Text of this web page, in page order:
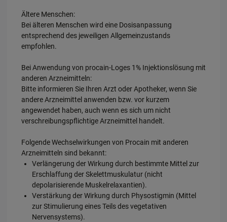
Ältere Menschen:
Bei älteren Menschen wird eine Dosisanpassung
entsprechend des jeweiligen Allgemeinzustands
empfohlen.
Bei Anwendung von procain-Loges 1% Injektionslösung mit
anderen Arzneimitteln:
Bitte informieren Sie Ihren Arzt oder Apotheker, wenn Sie
andere Arzneimittel anwenden bzw. vor kurzem
angewendet haben, auch wenn es sich um nicht
verschreibungspflichtige Arzneimittel handelt.
Folgende Wechselwirkungen von Procain mit anderen
Arzneimitteln sind bekannt:
Verlängerung der Wirkung durch bestimmte Mittel zur
Erschlaffung der Skelettmuskulatur (nicht
depolarisierende Muskelrelaxantien).
Verstärkung der Wirkung durch Physostigmin (Mittel
zur Stimulierung eines Teils des vegetativen
Nervensystems).